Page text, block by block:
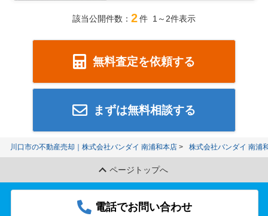
該当公開件数： 2件 1～2件表示
無料査定を依頼する
まずは無料相談する
川口市の不動産売却｜株式会社バンダイ 南浦和本店 株式会社バンダイ 南浦
ページトップへ
電話でお問い合わせ